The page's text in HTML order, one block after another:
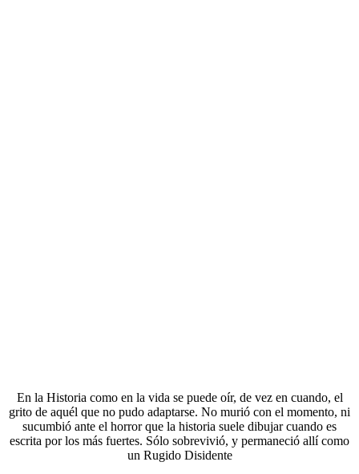
En la Historia como en la vida se puede oír, de vez en cuando, el
grito de aquél que no pudo adaptarse. No murió con el momento, ni
sucumbió ante el horror que la historia suele dibujar cuando es
escrita por los más fuertes. Sólo sobrevivió, y permaneció allí como
un Rugido Disidente